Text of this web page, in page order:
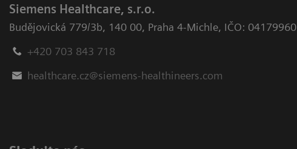
Siemens Healthcare, s.r.o.
Budějovická 779/3b, 140 00, Praha 4-Michle, IČO: 04179960
+420 703 843 718
healthcare.cz@siemens-healthineers.com